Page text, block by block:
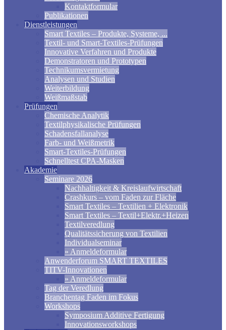
Kontaktformular
Publikationen
Dienstleistungen
Smart Textiles – Produkte, Systeme, ...
Textil- und Smart-Textiles-Prüfungen
Innovative Verfahren und Produkte
Demonstratoren und Prototypen
Technikumsvermietung
Analysen und Studien
Weiterbildung
Weißmaßstab
Prüfungen
Chemische Analytik
Textilphysikalische Prüfungen
Schadensfallanalyse
Farb- und Weißmetrik
Smart-Textiles-Prüfungen
Schnelltest CPA-Masken
Akademie
Seminare 2026
Nachhaltigkeit & Kreislaufwirtschaft
Crashkurs – vom Faden zur Fläche
Smart Textiles – Textilien + Elektronik
Smart Textiles – Textil+Elektr.+Heizen
Textilveredlung
Qualitätssicherung von Textilien
Individualseminar
» Anmeldeformular
Anwenderforum SMART TEXTILES
TITV-Innovationen
» Anmeldeformular
Tag der Veredlung
Branchentag Faden im Fokus
Workshops
Symposium Additive Fertigung
Innovationsworkshops